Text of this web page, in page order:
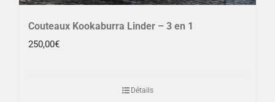
Couteaux Kookaburra Linder – 3 en 1
250,00€
Détails